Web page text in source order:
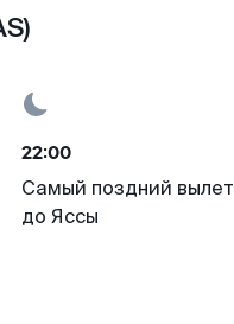
22:00
Самый поздний вылет
до Яссы